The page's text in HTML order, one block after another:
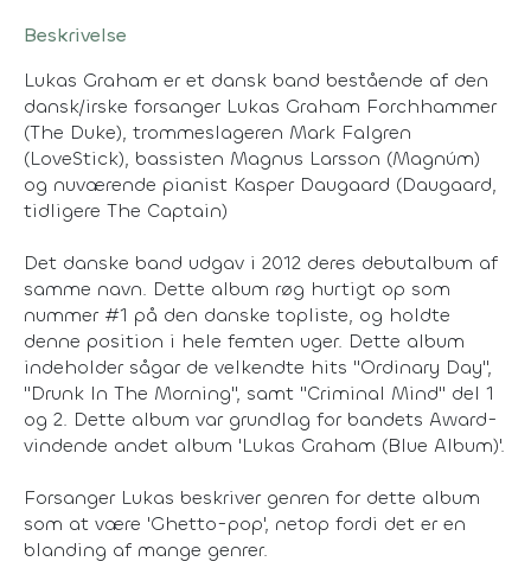
Beskrivelse
Lukas Graham er et dansk band bestående af den
dansk/irske forsanger Lukas Graham Forchhammer
(The Duke), trommeslageren Mark Falgren
(LoveStick), bassisten Magnus Larsson (Magnúm)
og nuværende pianist Kasper Daugaard (Daugaard,
tidligere The Captain)
Det danske band udgav i 2012 deres debutalbum af
samme navn. Dette album røg hurtigt op som
nummer #1 på den danske topliste, og holdte
denne position i hele femten uger. Dette album
indeholder sågar de velkendte hits "Ordinary Day",
"Drunk In The Morning", samt "Criminal Mind" del 1
og 2. Dette album var grundlag for bandets Award-
vindende andet album 'Lukas Graham (Blue Album)'.
Forsanger Lukas beskriver genren for dette album
som at være 'Ghetto-pop', netop fordi det er en
blanding af mange genrer.